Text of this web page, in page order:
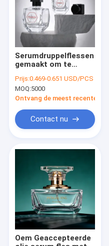
Producten
Over ons
fabriekstour
Kwaliteitscontrole
Serumdruppelflessen
gemaakt om te
normen en
functionaliteit,
geschikt voor
verpakkingen en
wetenschappelijk
Prijs:0.469-0.651 USD/PCS
MOQ:5000
Ontvang de meest recente Prijs
Contact nu
Oem Geaccepteerde